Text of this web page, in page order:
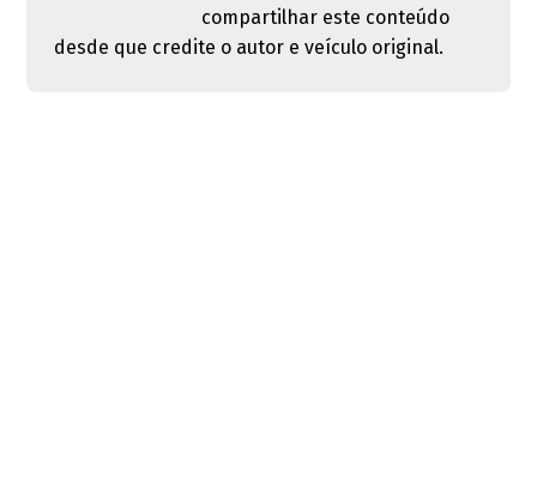
compartilhar este conteúdo
desde que credite o autor e veículo original.